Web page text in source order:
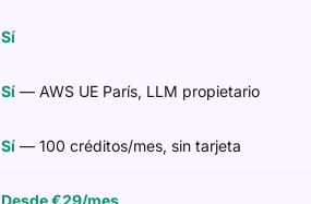
Sí
Sí — AWS UE París, LLM propietario
Sí — 100 créditos/mes, sin tarjeta
Desde €29/mes